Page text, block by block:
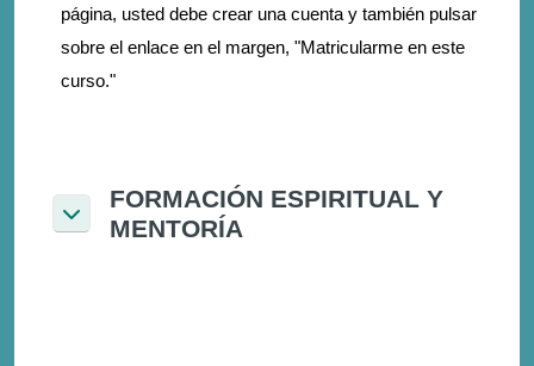
página, usted debe crear una cuenta y también pulsar
sobre el enlace en el margen, "Matricularme en este
curso."
Σύμπτυξη
FORMACIÓN ESPIRITUAL Y
MENTORÍA